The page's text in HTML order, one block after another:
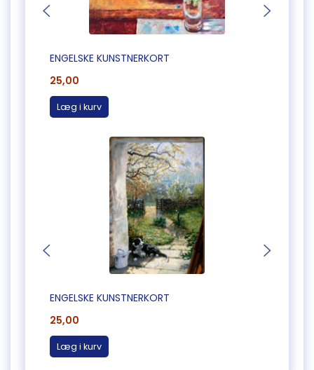
ENGELSKE KUNSTNERKORT
25,00
Læg i kurv
ENGELSKE KUNSTNERKORT
25,00
Læg i kurv